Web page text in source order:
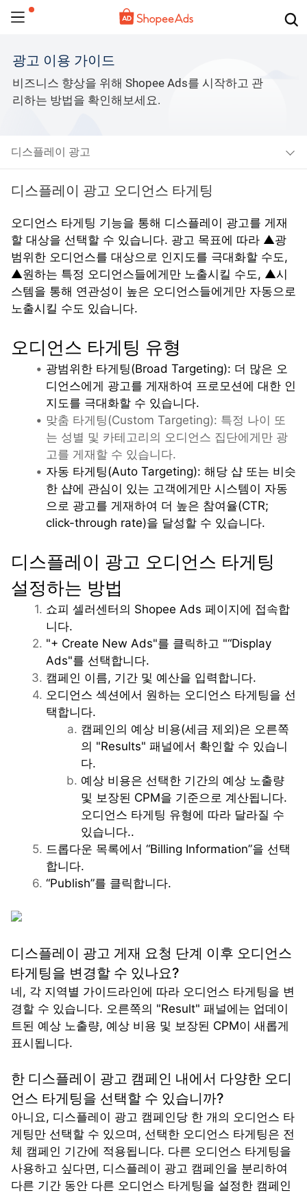
광고 이용 가이드
비즈니스 향상을 위해 Shopee Ads를 시작하고 관
리하는 방법을 확인해보세요.
디스플레이 광고
디스플레이 광고 오디언스 타게팅
오디언스 타게팅 기능을 통해 디스플레이 광고를 게재
할 대상을 선택할 수 있습니다. 광고 목표에 따라 ▲광
범위한 오디언스를 대상으로 인지도를 극대화할 수도,
▲원하는 특정 오디언스들에게만 노출시킬 수도, ▲시
스템을 통해 연관성이 높은 오디언스들에게만 자동으로
노출시킬 수도 있습니다.
오디언스 타게팅 유형
광범위한 타게팅(Broad Targeting): 더 많은 오
디언스에게 광고를 게재하여 프로모션에 대한 인
지도를 극대화할 수 있습니다.
맞춤 타게팅(Custom Targeting): 특정 나이 또
는 성별 및 카테고리의 오디언스 집단에게만 광
고를 게재할 수 있습니다.
자동 타게팅(Auto Targeting): 해당 샵 또는 비슷
한 샵에 관심이 있는 고객에게만 시스템이 자동
으로 광고를 게재하여 더 높은 참여율(CTR;
click-through rate)을 달성할 수 있습니다.
디스플레이 광고 오디언스 타게팅
설정하는 방법
쇼피 셀러센터의 Shopee Ads 페이지에 접속합
니다.
"+ Create New Ads"를 클릭하고 "“Display
Ads"를 선택합니다.
캠페인 이름, 기간 및 예산을 입력합니다.
오디언스 섹션에서 원하는 오디언스 타게팅을 선
택합니다.
캠페인의 예상 비용(세금 제외)은 오른쪽
의 "Results" 패널에서 확인할 수 있습니
다.
예상 비용은 선택한 기간의 예상 노출량
및 보장된 CPM을 기준으로 계산됩니다.
오디언스 타게팅 유형에 따라 달라질 수
있습니다..
드롭다운 목록에서 “Billing Information”을 선택
합니다.
“Publish”를 클릭합니다.
디스플레이 광고 게재 요청 단계 이후 오디언스
타게팅을 변경할 수 있나요?
네, 각 지역별 가이드라인에 따라 오디언스 타게팅을 변
경할 수 있습니다. 오른쪽의 "Result" 패널에는 업데이
트된 예상 노출량, 예상 비용 및 보장된 CPM이 새롭게
표시됩니다.
한 디스플레이 광고 캠페인 내에서 다양한 오디
언스 타게팅을 선택할 수 있습니까?
아니요, 디스플레이 광고 캠페인당 한 개의 오디언스 타
게팅만 선택할 수 있으며, 선택한 오디언스 타게팅은 전
체 캠페인 기간에 적용됩니다. 다른 오디언스 타게팅을
사용하고 싶다면, 디스플레이 광고 캠페인을 분리하여
다른 기간 동안 다른 오디언스 타게팅을 설정한 캠페인